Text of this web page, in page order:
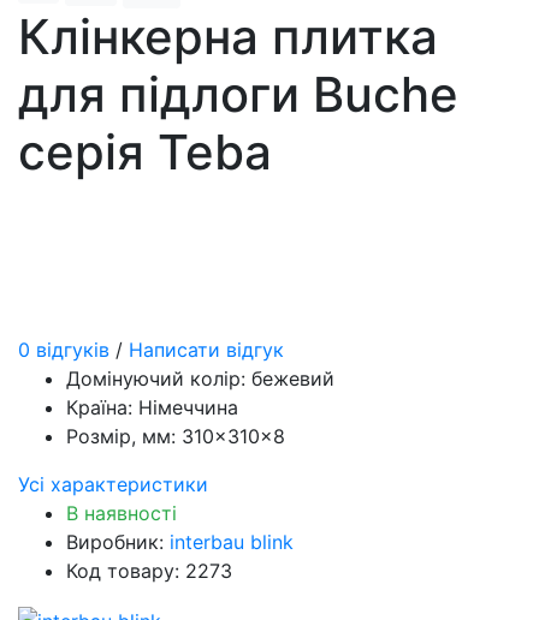
Клінкерна плитка
для підлоги Buche
серія Teba
0 відгуків / Написати відгук
Домінуючий колір: бежевий
Країна: Німеччина
Розмір, мм: 310×310×8
Усі характеристики
В наявності
Виробник: interbau blink
Код товару: 2273